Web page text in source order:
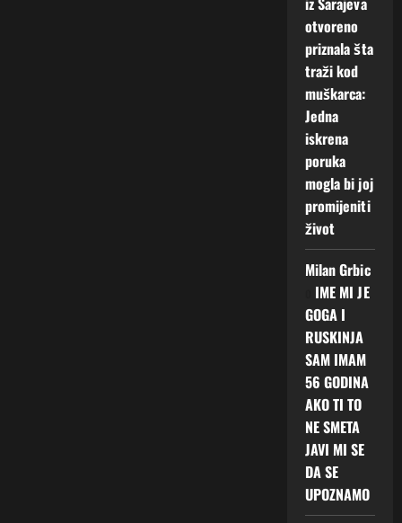
otvoreno
priznala šta
traži kod
muškarca:
Jedna
iskrena
poruka
mogla bi joj
promijeniti
život
Milan Grbic
IME MI JE
GOGA I
RUSKINJA
SAM IMAM
56 GODINA
AKO TI TO
NE SMETA
JAVI MI SE
DA SE
UPOZNAMO